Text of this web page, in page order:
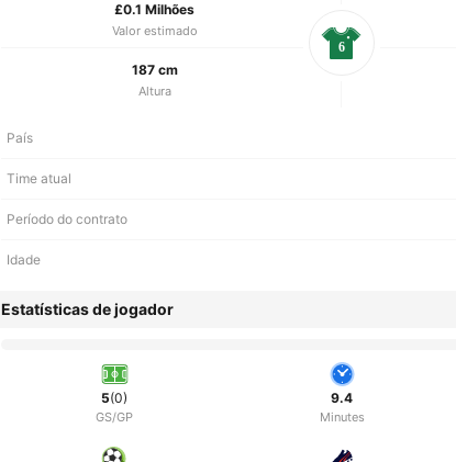
£0.1 Milhões
Valor estimado
187 cm
Altura
6
País
Time atual
Período do contrato
Idade
Estatísticas de jogador
5(0)
GS/GP
9.4
Minutes